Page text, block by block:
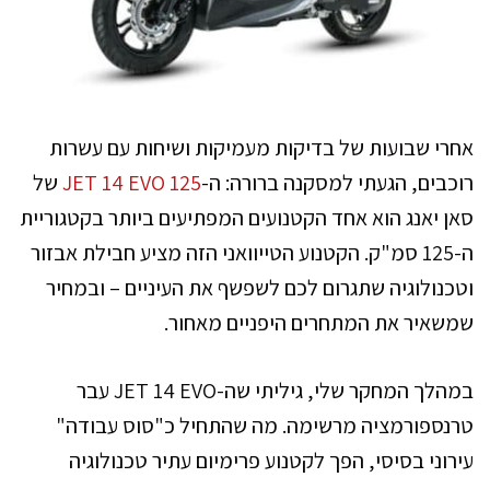
אחרי שבועות של בדיקות מעמיקות ושיחות עם עשרות
רוכבים, הגעתי למסקנה ברורה: ה-JET 14 EVO 125של
סאן יאנג הוא אחד הקטנועים המפתיעים ביותר בקטגוריית
ה-125 סמ"ק. הקטנוע הטייוואני הזה מציע חבילת אבזור
וטכנולוגיה שתגרום לכם לשפשף את העיניים – ובמחיר
שמשאיר את המתחרים היפניים מאחור.
במהלך המחקר שלי, גיליתי שה-JET 14 EVO עבר
טרנספורמציה מרשימה. מה שהתחיל כ"סוס עבודה"
עירוני בסיסי, הפך לקטנוע פרימיום עתיר טכנולוגיה